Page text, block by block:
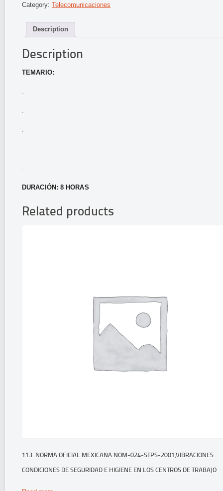
Category: Telecomunicaciones
Description
Description
TEMARIO:
.
.
.
DURACIÓN: 8 HORAS
Related products
113. NORMA OFICIAL MEXICANA NOM-024-STPS-2001,VIBRACIONES
CONDICIONES DE SEGURIDAD E HIGIENE EN LOS CENTROS DE TRABAJO